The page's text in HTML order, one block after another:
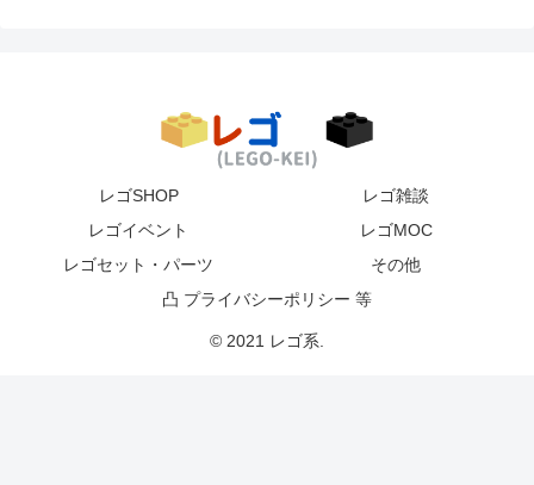
レゴSHOP
レゴ雑談
レゴイベント
レゴMOC
レゴセット・パーツ
その他
凸 プライバシーポリシー 等
© 2021 レゴ系.